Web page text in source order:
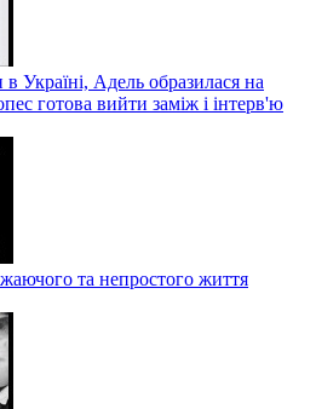
Україні, Адель образилася на
готова вийти заміж і інтерв'ю
та непростого життя